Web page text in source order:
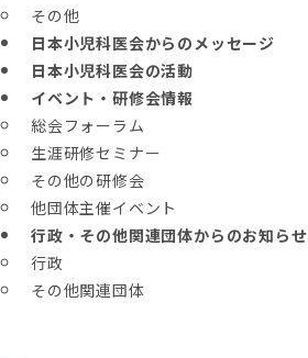
その他
日本小児科医会からのメッセージ
日本小児科医会の活動
イベント・研修会情報
総会フォーラム
生涯研修セミナー
その他の研修会
他団体主催イベント
行政・その他関連団体からのお知らせ
行政
その他関連団体